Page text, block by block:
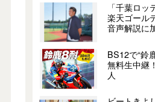
「千葉ロ
楽天ゴール
音声解説に
BS12で“鈴
無料生中継
人